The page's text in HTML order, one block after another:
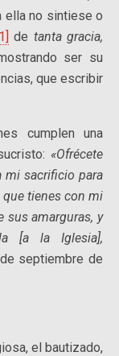
ella no sintiese o
de tanta gracia,
ser su
que escribir
cumplen una
«Ofrécete
mi sacrificio para
tienes con mi
sus amarguras, y
[a la Iglesia],
septiembre de
el bautizado,